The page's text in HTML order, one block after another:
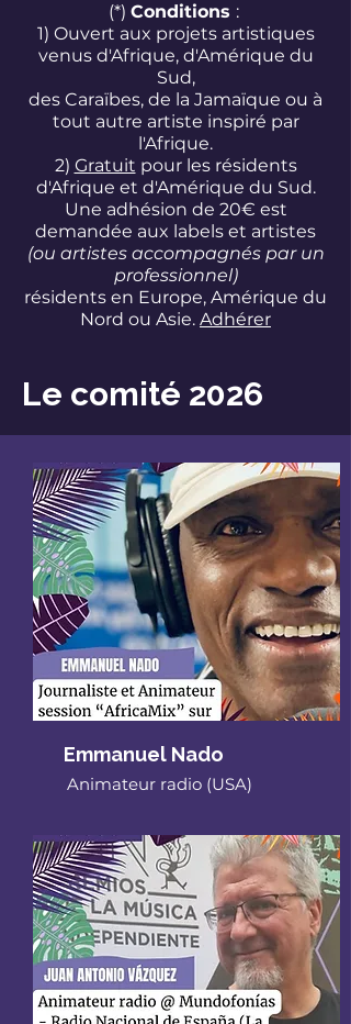
(*) Conditions :
1) Ouvert aux projets artistiques
venus d'Afrique, d'Amérique du
Sud,
des Caraïbes, de la Jamaïque ou à
tout autre artiste inspiré par
l'Afrique.
2) Gratuit pour les résidents
d'Afrique et d'Amérique du Sud.
Une adhésion de 20€ est
demandée aux labels et artistes
(ou artistes accompagnés par un
professionnel)
résidents en Europe, Amérique du
Nord ou Asie. Adhérer
Le comité 2026
Emmanuel Nado
Animateur radio (USA)